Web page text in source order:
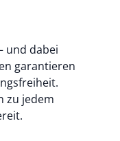
und dabei
garantieren
zu jedem